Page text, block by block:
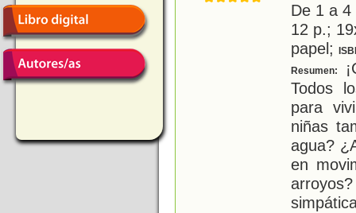
De 1 a
12 p.;
papel;
Resumen:
Todos
para
niñas
agua?
en